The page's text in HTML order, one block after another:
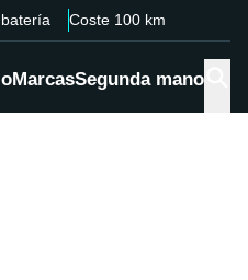
Coste 100 km
MarcasSegunda mano